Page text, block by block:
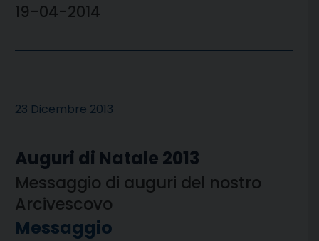
19-04-2014
23 Dicembre 2013
Auguri di Natale 2013
Messaggio di auguri del nostro
Arcivescovo
Messaggio